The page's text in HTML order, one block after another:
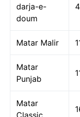
darja-e-
doum
Matar Malir
Matar
Punjab
Matar
Classic